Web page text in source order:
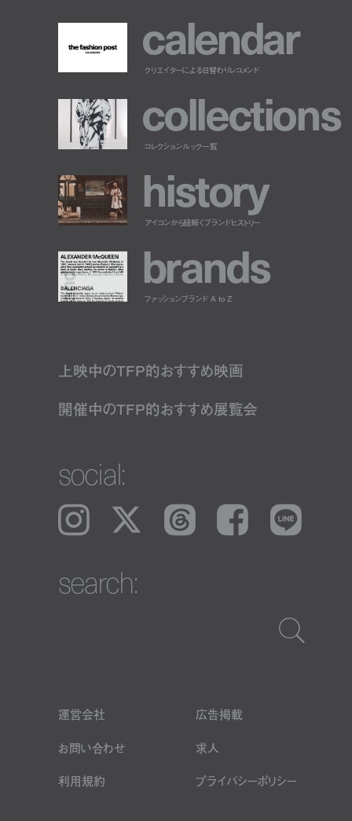
calendar
クリエイターによる日替わりレコメンド
collections
コレクションルック一覧
history
アイコンから紐解くブランドヒストリー
brands
ファッションブランド A to Z
上映中のTFP的おすすめ映画
開催中のTFP的おすすめ展覧会
social:
Instagram 𝕏 Threads Facebook LINE
search:
運営会社
広告掲載
お問い合わせ
求人
利用規約 プライバシーポリシー